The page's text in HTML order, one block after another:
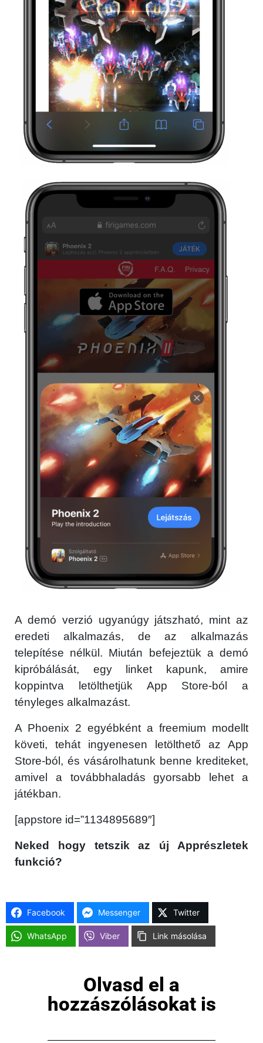
A demó verzió ugyanúgy játszható, mint az
eredeti alkalmazás, de az alkalmazás
telepítése nélkül. Miután befejeztük a demó
kipróbálását, egy linket kapunk, amire
koppintva letölthetjük App Store-ból a
tényleges alkalmazást.
A Phoenix 2 egyébként a freemium modellt
követi, tehát ingyenesen letölthető az App
Store-ból, és vásárolhatunk benne krediteket,
amivel a továbbhaladás gyorsabb lehet a
játékban.
[appstore id=”1134895689″]
Neked hogy tetszik az új Apprészletek
funkció?
Facebook Messenger Twitter
WhatsApp Viber Link másolása
Olvasd el a
hozzászólásokat is
Főoldal
Közösség
GYIK
Apple szerviz